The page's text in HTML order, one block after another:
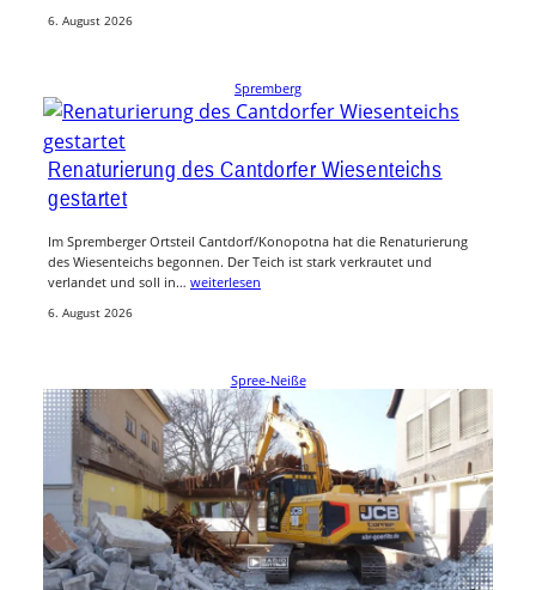
6. August 2026
Spremberg
Renaturierung des Cantdorfer Wiesenteichs
gestartet
Im Spremberger Ortsteil Cantdorf/Konopotna hat die Renaturierung
des Wiesenteichs begonnen. Der Teich ist stark verkrautet und
verlandet und soll in… weiterlesen
6. August 2026
Spree-Neiße
Schulen im Amt Burg werden in den Ferien
modernisiert
Während die Kinder Sommerferien haben, wird an den Schulen im Amt
Burg (Spreewald) kräftig gearbeitet. In Briesen und Burg laufen…
weiterlesen